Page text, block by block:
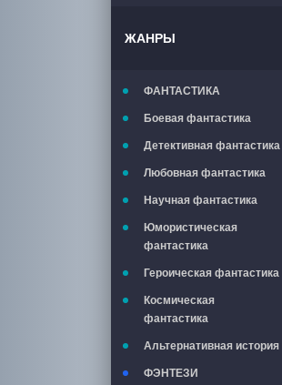
ЖАНРЫ
ФАНТАСТИКА
Боевая фантастика
Детективная фантастика
Любовная фантастика
Научная фантастика
Юмористическая
фантастика
Героическая фантастика
Космическая
фантастика
Альтернативная история
ФЭНТЕЗИ